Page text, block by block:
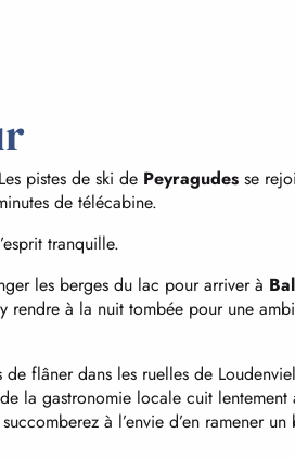
pistes de ski de Peyragudes se
de télécabine.
tranquille.
les berges du lac pour arriver à
rendre à la nuit tombée pour une
flâner dans les ruelles de
la gastronomie locale cuit
à l’envie d’en ramener